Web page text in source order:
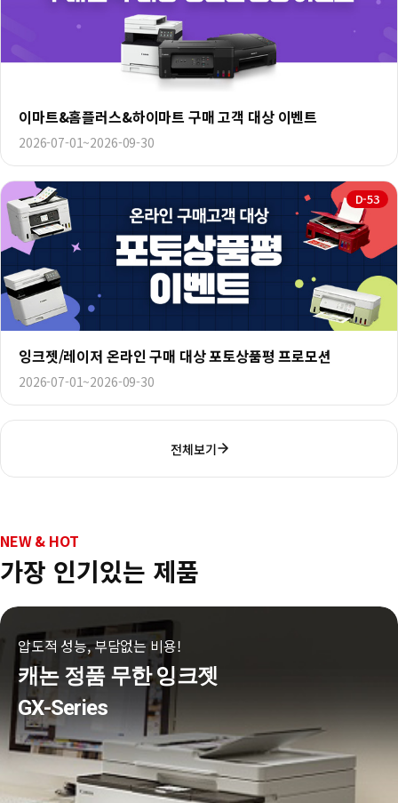
이마트&홈플러스&하이마트 구매 고객 대상 이벤트
2026-07-01~2026-09-30
D-53
잉크젯/레이저 온라인 구매 대상 포토상품평 프로모션
2026-07-01~2026-09-30
전체보기
NEW & HOT
가장 인기있는 제품
압도적 성능, 부담없는 비용!
캐논 정품 무한 잉크젯
GX-Series